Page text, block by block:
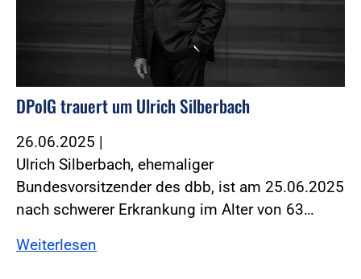
DPolG trauert um Ulrich Silberbach
26.06.2025 |
Ulrich Silberbach, ehemaliger
Bundesvorsitzender des dbb, ist am 25.06.2025
nach schwerer Erkrankung im Alter von 63…
Weiterlesen